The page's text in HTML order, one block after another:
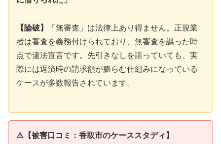
【論破】
「無審査」は法律上あり得ません。正規業
者は審査を義務付けられており、無審査を謳った時
点で違法宣言です。先引きなしを謳っていても、実
際には返済時の請求額が膨らむ仕組みになっている
ケースが多数報告されています。
⚠️【被害口コミ：香取市のケーススタディ】